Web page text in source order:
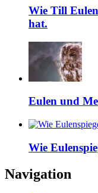
Wie Till
hat.
Eulen und
Wie
Navigation